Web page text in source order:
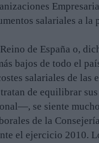
salariales a
de España o,
bajos de todo el
salariales de las
de equilibrar
se siente
de la
el ejercicio 2010.